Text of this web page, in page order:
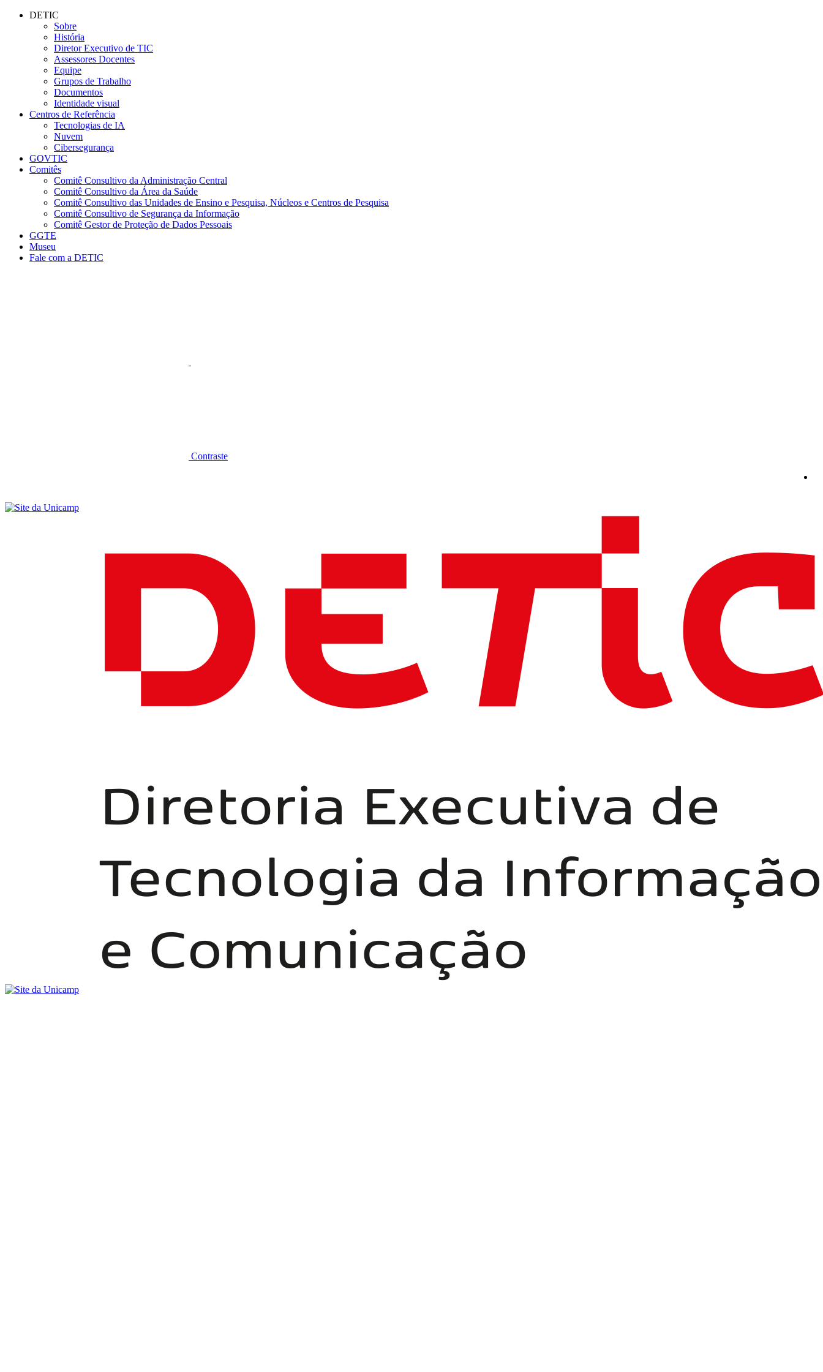
Conteúdo principal
DETIC
Sobre
História
Diretor Executivo de TIC
Assessores Docentes
Equipe
Grupos de Trabalho
Documentos
Identidade visual
Centros de Referência
Tecnologias de IA
Nuvem
Cibersegurança
GOVTIC
Comitês
Comitê Consultivo da Administração Central
Comitê Consultivo da Área da Saúde
Comitê Consultivo das Unidades de Ensino e Pesquisa, Núcleos e Centros de Pesquisa
Comitê Consultivo de Segurança da Informação
Comitê Gestor de Proteção de Dados Pessoais
GGTE
Museu
Fale com a DETIC
Contraste